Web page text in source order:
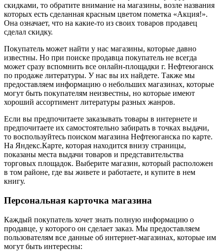
скидками, то обратите внимание на магазины, возле названия
которых есть сделанная красным цветом пометка «Акция!».
Она означает, что на какие-то из своих товаров продавец
сделал скидку.
Покупатель может найти у нас магазины, которые давно
известны. Но при поиске продавца покупатель не всегда
может сразу вспомнить все онлайн-площадки г. Нефтеюганск
по продаже литературы. У нас вы их найдете. Также мы
предоставляем информацию о небольших магазинах, которые
могут быть покупателям неизвестны, но которые имеют
хороший ассортимент литературы разных жанров.
Если вы предпочитаете заказывать товары в интернете и
предпочитаете их самостоятельно забирать в точках выдачи,
то воспользуйтесь поиском магазина Нефтеюганска по карте.
На Яндекс.Карте, которая находится внизу страницы,
показаны места выдачи товаров и представительства
торговых площадок. Выберите магазин, который расположен
в том районе, где вы живете и работаете, и купите в нем
книгу.
Персональная карточка магазина
Каждый покупатель хочет знать полную информацию о
продавце, у которого он сделает заказ. Мы предоставляем
пользователям все данные об интернет-магазинах, которые им
могут быть интересны: